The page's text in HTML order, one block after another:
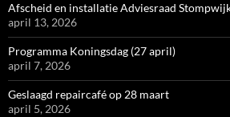
Afscheid en installatie Adviesraad
april 13, 2026
Programma Koningsdag (27 april)
april 7, 2026
Geslaagd repaircafé op 28 maart
april 5, 2026